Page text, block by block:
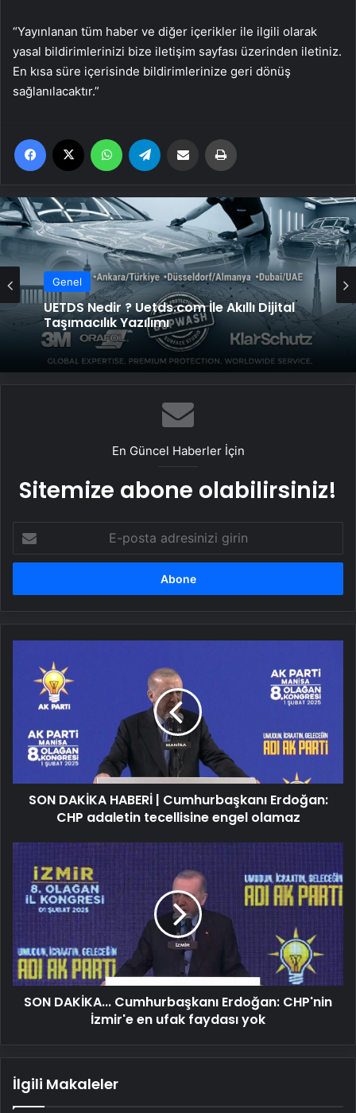
“Yayınlanan tüm haber ve diğer içerikler ile ilgili olarak
yasal bildirimlerinizi bize iletişim sayfası üzerinden iletiniz.
En kısa süre içerisinde bildirimlerinize geri dönüş
sağlanılacaktır.”
Facebook WhatsApp Email'den paylaş
UETDS Nedir ? Uetds.com İle Akıllı Dijital
Taşımacılık Yazılımı
Genel
Yeni Dünya Düzensizliği Çağında Türk Dış
En Güncel Haberler İçin
Sitemize abone olabilirsiniz!
posta
adresinizi
DAKİKA
HABERİ
Erdoğan:
CHP
adaletin
tecellisine
engelSON DAKİKA HABERİ | Cumhurbaşkanı Erdoğan:
CHP adaletin tecellisine engel olamaz
DAKİKA...
Cumhurbaşkanı
Erdoğan:
CHP'nin
en
ufak
faydası
yokSON DAKİKA... Cumhurbaşkanı Erdoğan: CHP'nin
İzmir'e en ufak faydası yok
İlgili Makaleler